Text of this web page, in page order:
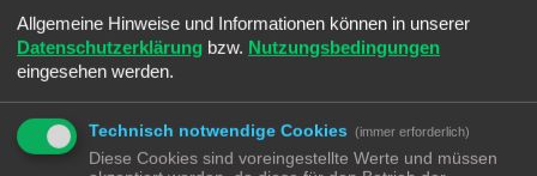
phpBB-Software fragt dich dann nach deinem Benutzernamen und
deiner E-Mail-Adresse und sendet anschließend ein neu
generiertes Passwort an diese Adresse, mit dem du dann auf das
Board zugreifen kannst.
GESTATTUNG DER DATENSPEICHERUNG
Du gestattest dem Betreiber, die von dir eingegebenen und oben
Allgemeine Hinweise und Informationen können in unserer
Datenschutzerklärung bzw. Nutzungsbedingungen
eingesehen werden.
Technisch notwendige Cookies (immer erforderlich)
Diese Cookies sind voreingestellte Werte und müssen